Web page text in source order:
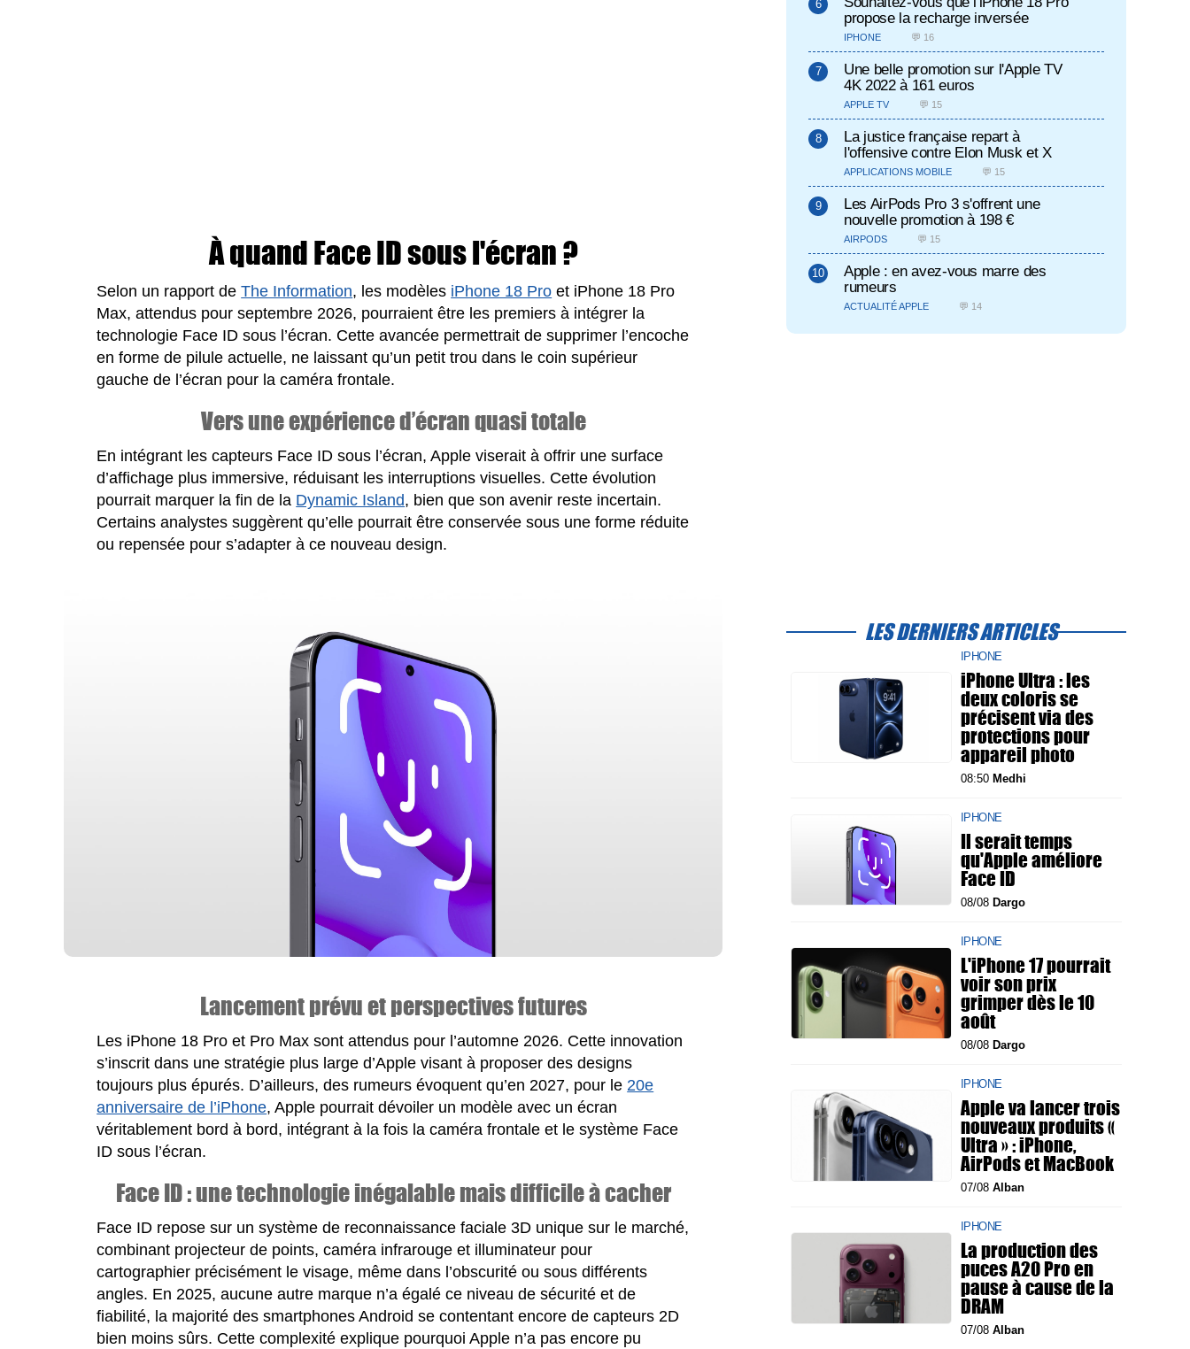
À quand Face ID sous l'écran ?
Selon un rapport deThe Information, les modèles iPhone 18 Pro et iPhone 18 Pro
Max, attendus pour septembre 2026, pourraient être les premiers à intégrer la
technologie Face ID sous l’écran. Cette avancée permettrait de supprimer l’encoche
en forme de pilule actuelle, ne laissant qu’un petit trou dans le coin supérieur
gauche de l’écran pour la caméra frontale.
Vers une expérience d’écran quasi totale
En intégrant les capteurs Face ID sous l’écran, Apple viserait à offrir une surface
d’affichage plus immersive, réduisant les interruptions visuelles. Cette évolution
pourrait marquer la fin de la Dynamic Island, bien que son avenir reste incertain.
Certains analystes suggèrent qu’elle pourrait être conservée sous une forme réduite
ou repensée pour s’adapter à ce nouveau design.
Lancement prévu et perspectives futures
Les iPhone 18 Pro et Pro Max sont attendus pour l’automne 2026. Cette innovation
s’inscrit dans une stratégie plus large d’Apple visant à proposer des designs
toujours plus épurés. D’ailleurs, des rumeurs évoquent qu’en 2027, pour le 20e
anniversaire de l’iPhone, Apple pourrait dévoiler un modèle avec un écran
véritablement bord à bord, intégrant à la fois la caméra frontale et le système Face
ID sous l’écran.
Face ID : une technologie inégalable mais difficile à cacher
Face ID repose sur un système de reconnaissance faciale 3D unique sur le marché,
combinant projecteur de points, caméra infrarouge et illuminateur pour
cartographier précisément le visage, même dans l’obscurité ou sous différents
angles. En 2025, aucune autre marque n’a égalé ce niveau de sécurité et de
fiabilité, la majorité des smartphones Android se contentant encore de capteurs 2D
bien moins sûrs. Cette complexité explique pourquoi Apple n’a pas encore pu
propose la recharge inversée
IPHONE 💬 16
Une belle promotion sur l'Apple TV
4K 2022 à 161 euros
APPLE TV 💬 15
La justice française repart à
l'offensive contre Elon Musk et X
APPLICATIONS MOBILE 💬 15
Les AirPods Pro 3 s'offrent une
nouvelle promotion à 198 €
AIRPODS 💬 15
Apple : en avez-vous marre des
rumeurs
ACTUALITÉ APPLE 💬 14
LES DERNIERS ARTICLES
IPHONE
iPhone Ultra : les
deux coloris se
précisent via des
protections pour
appareil photo
08:50 Medhi
IPHONE
Il serait temps
qu'Apple améliore
Face ID
08/08 Dargo
IPHONE
L'iPhone 17 pourrait
voir son prix
grimper dès le 10
août
08/08 Dargo
IPHONE
Apple va lancer trois
nouveaux produits «
Ultra » : iPhone,
AirPods et MacBook
07/08 Alban
IPHONE
La production des
puces A20 Pro en
pause à cause de la
DRAM
07/08 Alban